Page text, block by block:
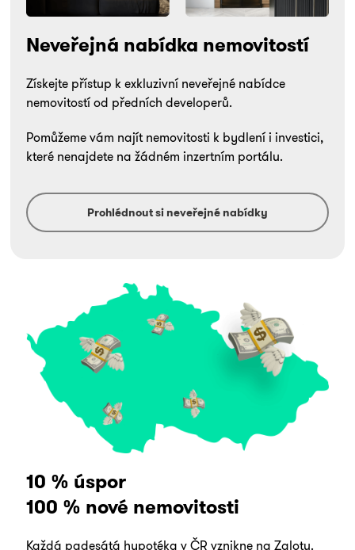
Neveřejná nabídka nemovitostí
Získejte přístup k exkluzivní neveřejné nabídce
nemovitostí od předních developerů.
Pomůžeme vám najít nemovitosti k bydlení i investici,
které nenajdete na žádném inzertním portálu.
Prohlédnout si neveřejné nabídky
10 % úspor
100 % nové nemovitosti
Každá padesátá hypotéka v ČR vznikne na Zalotu.